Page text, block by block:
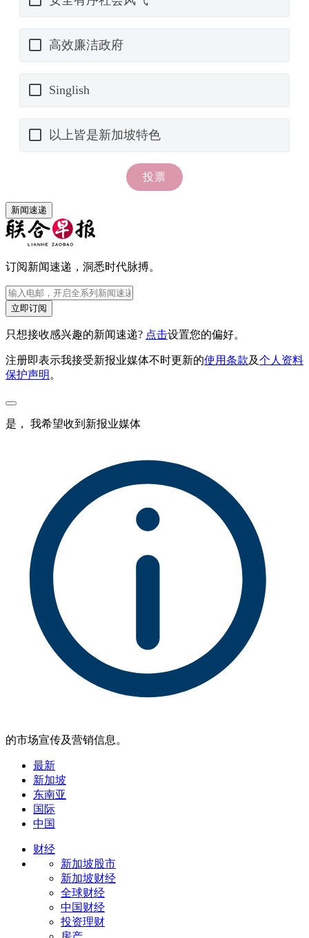
新闻速递
订阅新闻速递，洞悉时代脉搏。
立即订阅
只想接收感兴趣的新闻速递? 点击设置您的偏好。
注册即表示我接受新报业媒体不时更新的使用条款及个人资料
保护声明 。
是， 我希望收到新报业媒体
的市场宣传及营销信息。
最新
新加坡
东南亚
国际
中国
财经
新加坡股市
新加坡财经
全球财经
中国财经
投资理财